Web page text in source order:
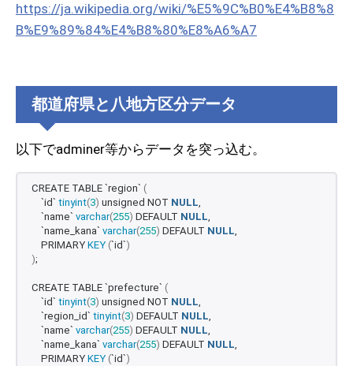
https://ja.wikipedia.org/wiki/%E5%9C%B0%E4%B8%8
B%E9%89%84%E4%B8%80%E8%A6%A7
都道府県と八地方区分データ
以下でadminer等からデータを突っ込む。
CREATE TABLE `region` (
    `id`
tinyint(3) unsigned NOT NULL,
    `name`
varchar(255) DEFAULT NULL,
    `name_kana`
varchar(255) DEFAULT NULL,
    PRIMARY
KEY (`id`)
);
CREATE TABLE `prefecture` (
    `id`
tinyint(3) unsigned NOT NULL,
    `region_id`
tinyint(3) DEFAULT NULL,
    `name`
varchar(255) DEFAULT NULL,
    `name_kana`
varchar(255) DEFAULT NULL,
    PRIMARY
KEY (`id`)